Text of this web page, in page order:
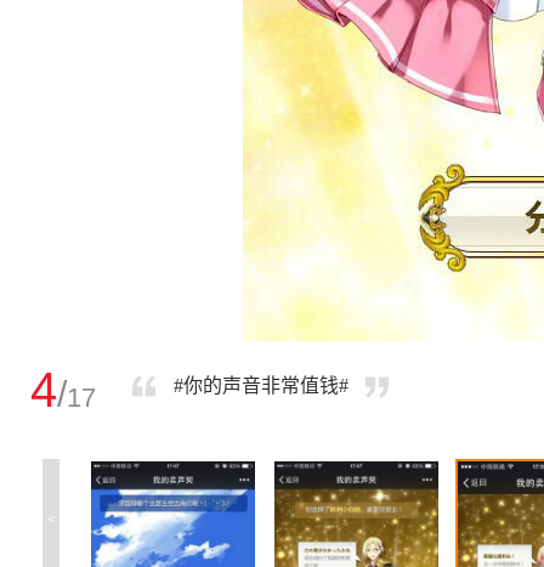
4/17 #你的声音非常值钱#
<